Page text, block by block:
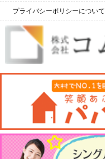
プライバシーポリシーについて